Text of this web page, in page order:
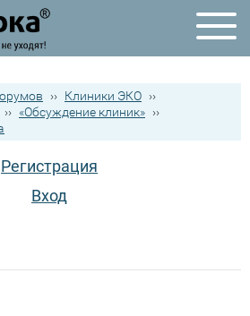
›› Клиники ЭКО ››
›› «Обсуждение клиник» ››
Регистрация
Вход